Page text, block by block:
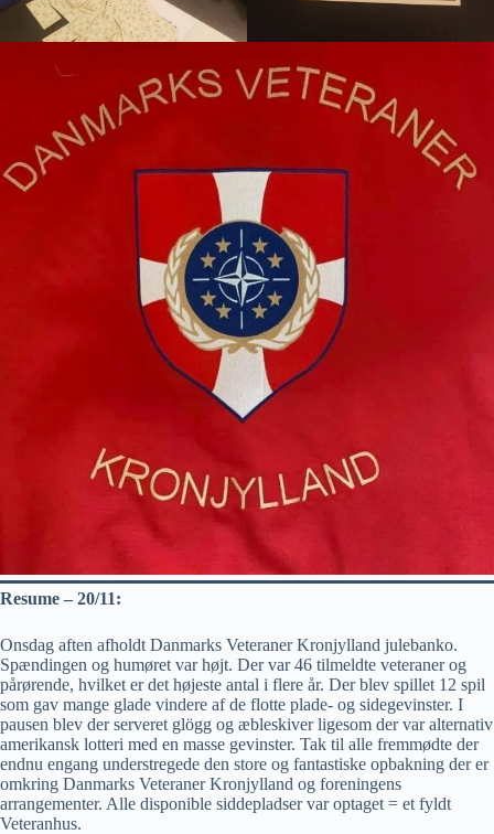
Resume – 20/11:
Onsdag aften afholdt Danmarks Veteraner Kronjylland julebanko.
Spændingen og humøret var højt. Der var 46 tilmeldte veteraner og
pårørende, hvilket er det højeste antal i flere år. Der blev spillet 12 spil
som gav mange glade vindere af de flotte plade- og sidegevinster. I
pausen blev der serveret glögg og æbleskiver ligesom der var alternativ
amerikansk lotteri med en masse gevinster. Tak til alle fremmødte der
endnu engang understregede den store og fantastiske opbakning der er
omkring Danmarks Veteraner Kronjylland og foreningens
arrangementer. Alle disponible siddepladser var optaget = et fyldt
Veteranhus.